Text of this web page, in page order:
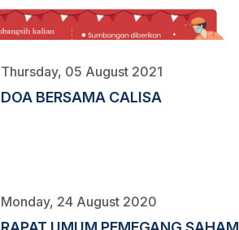
Thursday, 05 August 2021
DOA BERSAMA CALISA
Monday, 24 August 2020